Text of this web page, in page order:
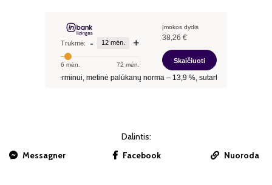
Dalintis:
Messagner
Facebook Nuoroda